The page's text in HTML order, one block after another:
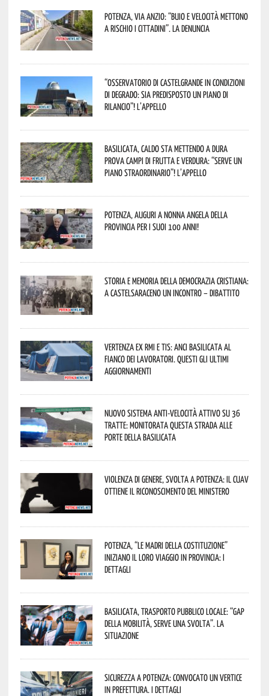
Potenza, Via Anzio: “Buio e velocità mettono
a rischio i cittadini”. La denuncia
“Osservatorio di Castelgrande in condizioni
di degrado: sia predisposto un piano di
rilancio”! L’appello
Basilicata, caldo sta mettendo a dura
prova campi di frutta e verdura: “Serve un
piano straordinario”! L’appello
Potenza, auguri a nonna Angela della
provincia per i suoi 100 anni!
Storia e memoria della Democrazia Cristiana:
a Castelsaraceno un incontro – dibattito
Vertenza ex RMI e TIS: ANCI Basilicata al
fianco dei lavoratori. Questi gli ultimi
aggiornamenti
Nuovo sistema anti-velocità attivo su 36
tratte: monitorata questa strada alle
porte della Basilicata
Violenza di genere, svolta a Potenza: il CUAV
ottiene il riconoscimento del Ministero
Potenza, “Le Madri della Costituzione”
iniziano il loro viaggio in provincia: i
dettagli
Basilicata, trasporto pubblico locale: “Gap
della mobilità, serve una svolta”. La
situazione
Sicurezza a Potenza: convocato un vertice
in Prefettura. I dettagli